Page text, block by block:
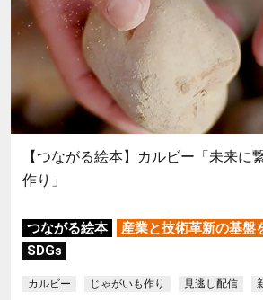
【つながる絵本】カルビー「未来に
作り」
つながる絵本
産業と技術革新の基盤
SDGs
カルビー じゃがいも作り 見逃し配信